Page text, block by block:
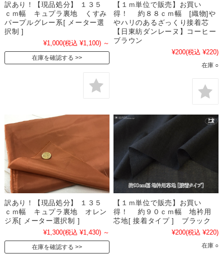
訳あり！【現品処分】 １３５
ｃｍ幅 キュプラ裏地 くすみ
パープルグレー系[ メーター選
択制 ]
¥1,000(税込 ¥1,100) ～
在庫を確認する
【１ｍ単位で販売】お買い
得！ 約８８ｃｍ幅 [織物]や
やハリのあるざっくり接着芯
【日東紡ダンレーヌ】コーヒー
ブラウン
¥200(税込 ¥220)
在庫 ○
訳あり！【現品処分】 １３５
ｃｍ幅 キュプラ裏地 オレン
ジ系[ メーター選択制 ]
¥1,300(税込 ¥1,430) ～
在庫を確認する
【１ｍ単位で販売】お買い
得！ 約９０ｃｍ幅 地衿用
芯地[ 接着タイプ ] ブラック
¥200(税込 ¥220)
在庫 ○